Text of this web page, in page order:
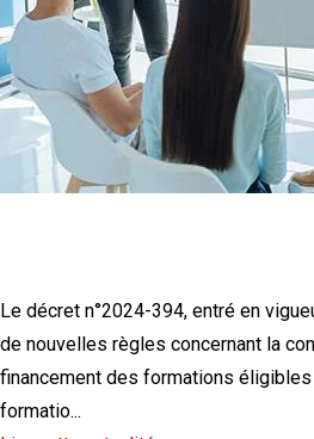
Le décret n°2024-394, entré en
de nouvelles règles concernant la
financement des formations
formatio...